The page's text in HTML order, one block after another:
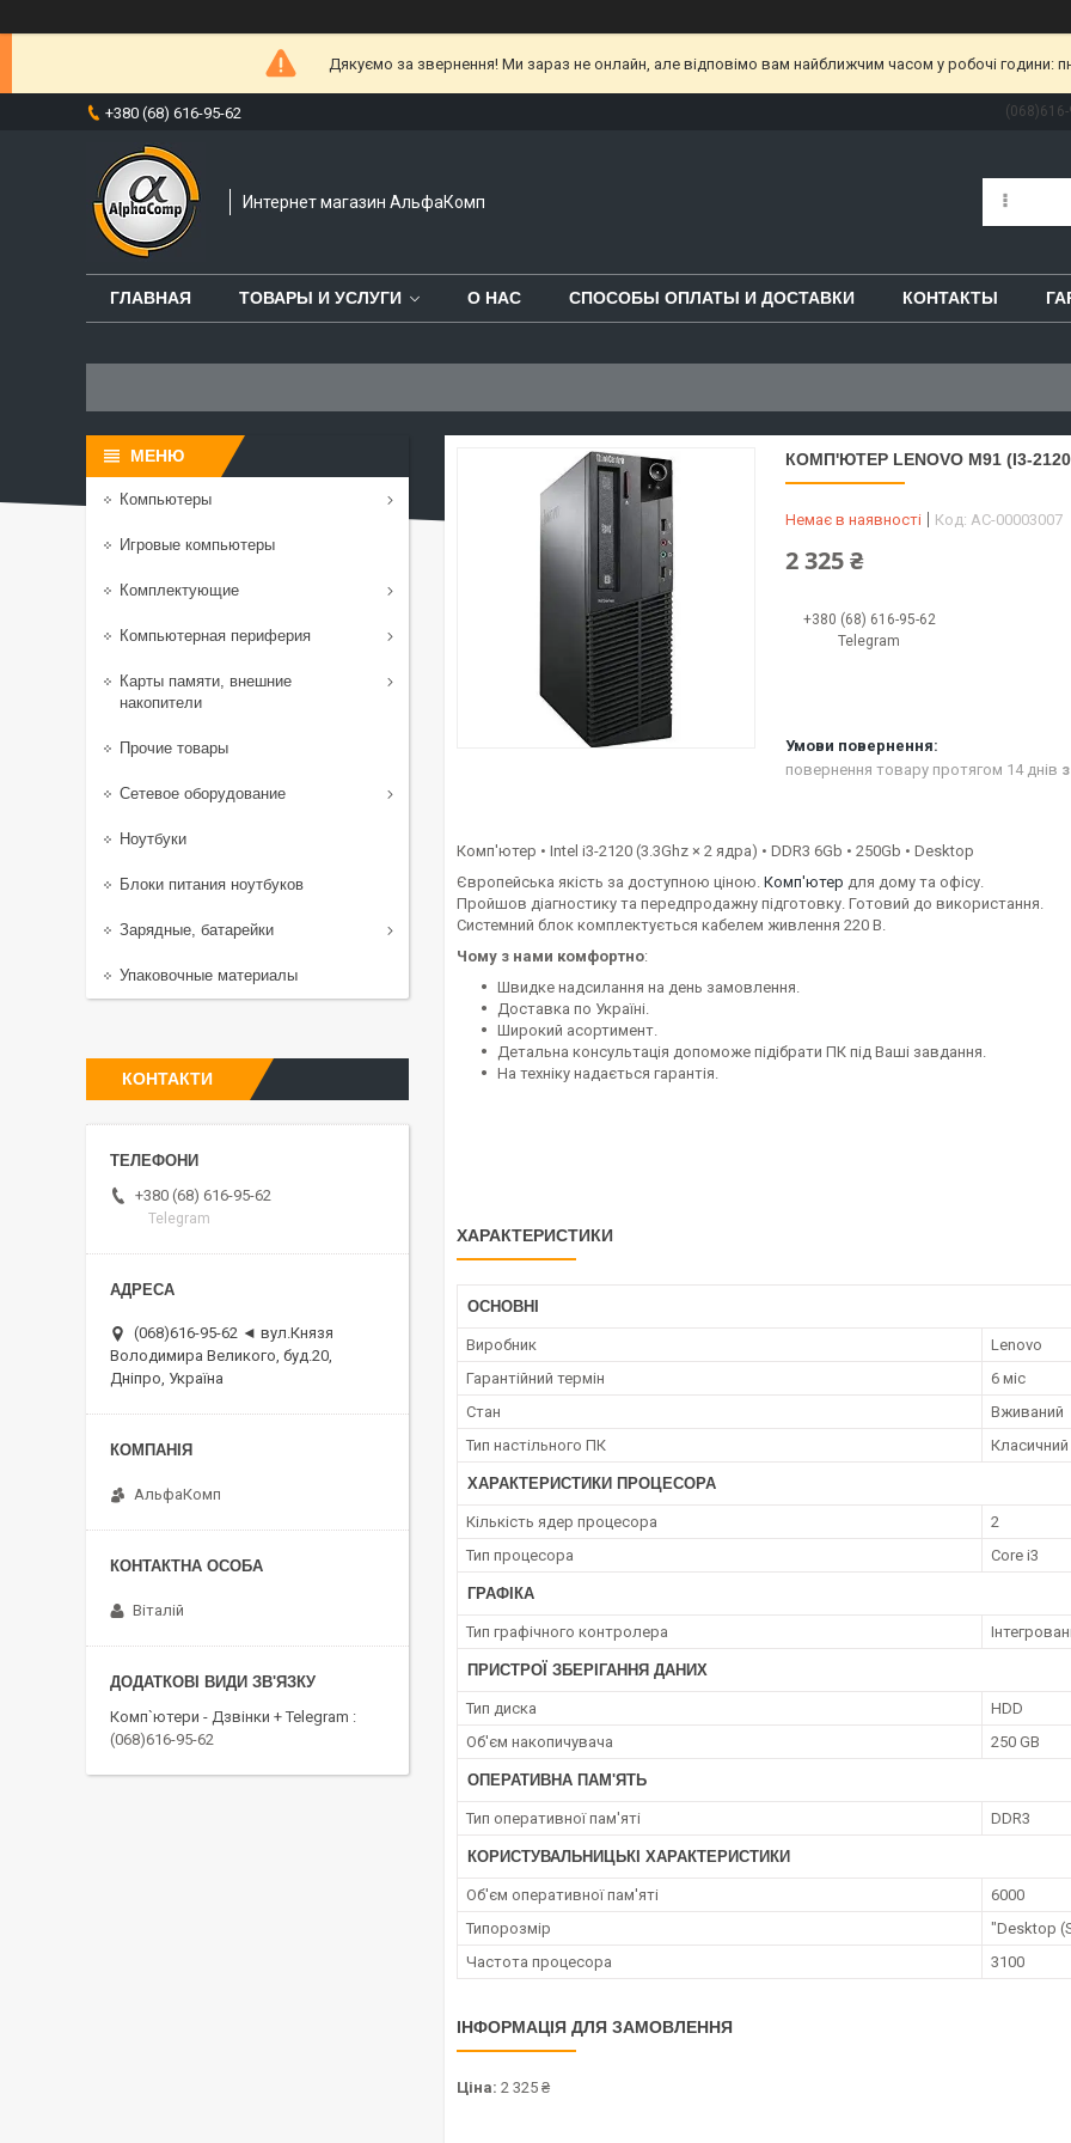
Дякуємо за звернення! Ми зараз не онлайн, але відповімо вам найближчим часом у робочі години:
+380 (68) 616-95-62
Интернет магазин АльфаКомп
ГЛАВНАЯ ТОВАРЫ И УСЛУГИ О НАС СПОСОБЫ ОПЛАТЫ И ДОСТАВКИ КОНТАКТЫ
КОМП'ЮТЕР LENOVO M91 (I3-
Немає в наявності Код: AC-00003007
2 325 ₴
+380 (68) 616-95-62
Telegram
повернення товару протягом 14 днів
Комп'ютер • Intel i3-2120 (3.3Ghz × 2 ядра) • DDR3 6Gb • 250Gb • Desktop
Європейська якість за доступною ціною. Комп'ютер для дому та офісу.
Пройшов діагностику та передпродажну підготовку. Готовий до використання.
Системний блок комплектується кабелем живлення 220 В.
Чому з нами комфортно:
Швидке надсилання на день замовлення.
Доставка по Україні.
Широкий асортимент.
Детальна консультація допоможе підібрати ПК під Ваші завдання.
На техніку надається гарантія.
ХАРАКТЕРИСТИКИ
ОСНОВНІ
Виробник
Lenovo
Гарантійний термін
6 міс
Стан
Вживаний
Тип настільного ПК
ХАРАКТЕРИСТИКИ ПРОЦЕСОРА
Кількість ядер процесора
2
Тип процесора
Core i3
ГРАФІКА
Тип графічного контролера
ПРИСТРОЇ ЗБЕРІГАННЯ ДАНИХ
Тип диска
HDD
Об'єм накопичувача
250 GB
ОПЕРАТИВНА ПАМ'ЯТЬ
Тип оперативної пам'яті DDR3
КОРИСТУВАЛЬНИЦЬКІ ХАРАКТЕРИСТИКИ
Об'єм оперативної пам'яті
6000
Типорозмір
"Desktop
Частота процесора
3100
ІНФОРМАЦІЯ ДЛЯ ЗАМОВЛЕННЯ
Ціна: 2 325 ₴
Компьютеры
Игровые компьютеры
Комплектующие
Компьютерная периферия
Карты памяти, внешние
накопители
Прочие товары
Сетевое оборудование
Ноутбуки
Блоки питания ноутбуков
Зарядные, батарейки
Упаковочные материалы
КОНТАКТИ
+380 (68) 616-95-62
Telegram
(068)616-95-62 ◄ вул.Князя
Володимира Великого, буд.20,
Дніпро, Україна
АльфаКомп
Віталій
Комп`ютери - Дзвінки + Telegram
(068)616-95-62